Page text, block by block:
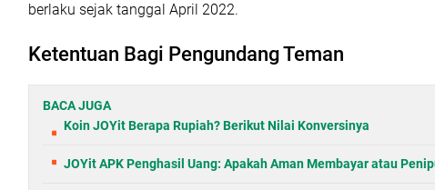
berlaku sejak tanggal April 2022.
Ketentuan Bagi Pengundang Teman
BACA JUGA
Koin JOYit Berapa Rupiah? Berikut Nilai Konversinya
JOYit APK Penghasil Uang: Apakah Aman Membayar atau